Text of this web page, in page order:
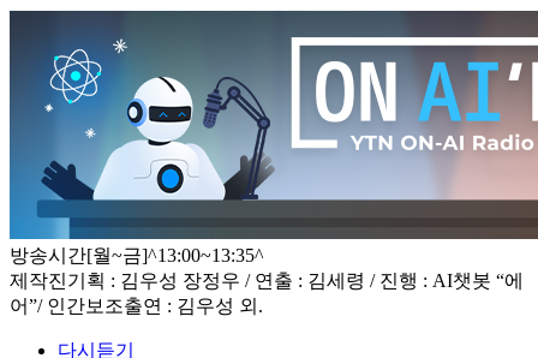
방송시간[월~금]^13:00~13:35^
제작진기획 : 김우성 장정우 / 연출 : 김세령 / 진행 : AI챗봇 “에
어”/ 인간보조출연 : 김우성 외.
다시듣기